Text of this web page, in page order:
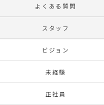
よくある質問
スタッフ
ビジョン
未経験
正社員